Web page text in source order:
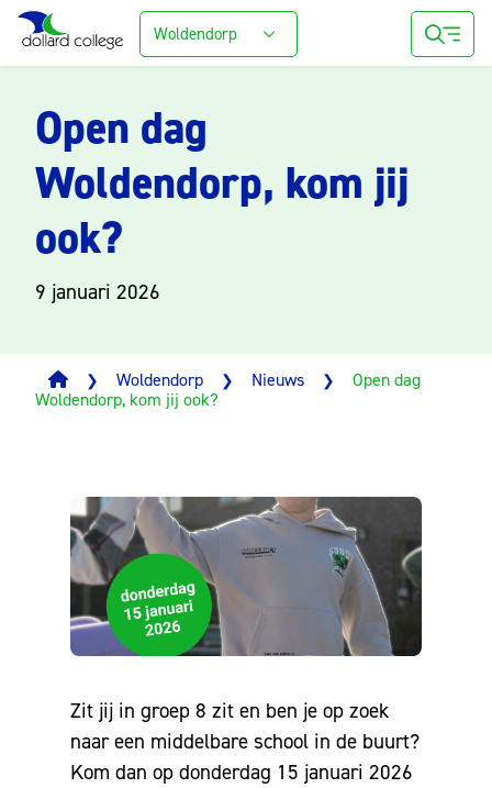
Woldendorp
Open dag
Woldendorp, kom jij
ook?
9 januari 2026
❯ Woldendorp ❯ Nieuws ❯
Open dag
Woldendorp, kom jij ook?
Zit jij in groep 8 zit en ben je op zoek
naar een middelbare school in de buurt?
Kom dan op donderdag 15 januari 2026